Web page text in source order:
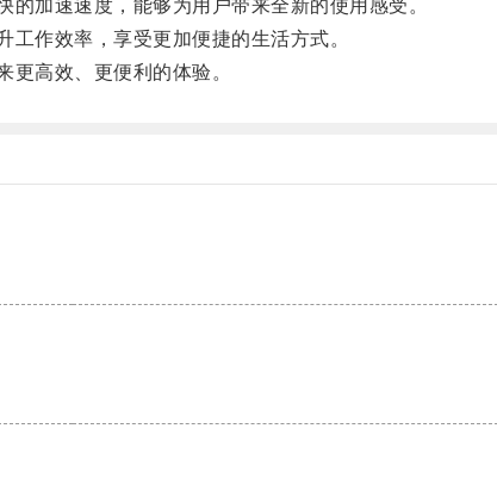
加速速度，能够为用户带来全新的使用感受。
作效率，享受更加便捷的生活方式。
高效、更便利的体验。